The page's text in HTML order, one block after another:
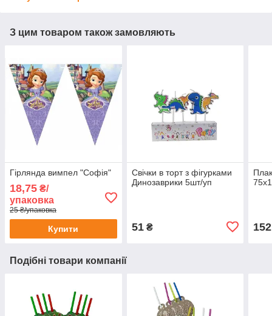
З цим товаром також замовляють
Гірлянда вимпел "Софія"
18,75 ₴/
упаковка
25 ₴/упаковка
Купити
Свічки в торт з фігурками
Динозаврики 5шт/уп
51₴ 152
Подібні товари компанії